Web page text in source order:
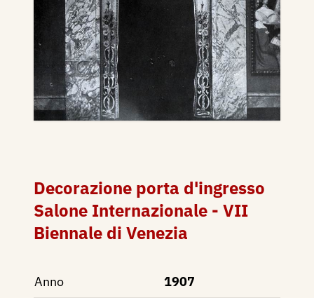
Decorazione porta d'ingresso
Salone Internazionale - VII
Biennale di Venezia
Anno
1907